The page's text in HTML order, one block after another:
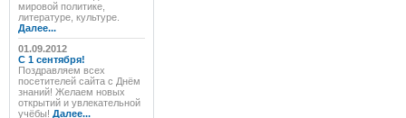
мировой политике,
литературе, культуре.
Далее...
01.09.2012
C 1 сентября!
Поздравляем всех
посетителей сайта с Днём
знаний! Желаем новых
открытий и увлекательной
учёбы! Далее...